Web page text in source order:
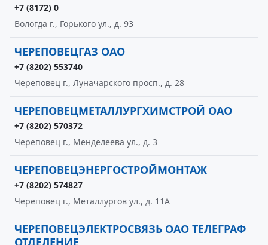
+7 (8172) 0
Вологда г., Горького ул., д. 93
ЧЕРЕПОВЕЦГАЗ ОАО
+7 (8202) 553740
Череповец г., Луначарского просп., д. 28
ЧЕРЕПОВЕЦМЕТАЛЛУРГХИМСТРОЙ ОАО
+7 (8202) 570372
Череповец г., Менделеева ул., д. 3
ЧЕРЕПОВЕЦЭНЕРГОСТРОЙМОНТАЖ
+7 (8202) 574827
Череповец г., Металлургов ул., д. 11А
ЧЕРЕПОВЕЦЭЛЕКТРОСВЯЗЬ ОАО ТЕЛЕГРАФ
ОТДЕЛЕНИЕ